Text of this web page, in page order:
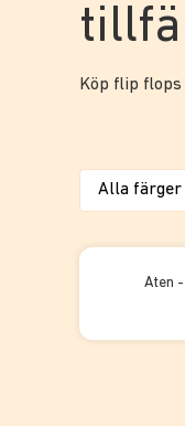
Köp flip
Aten